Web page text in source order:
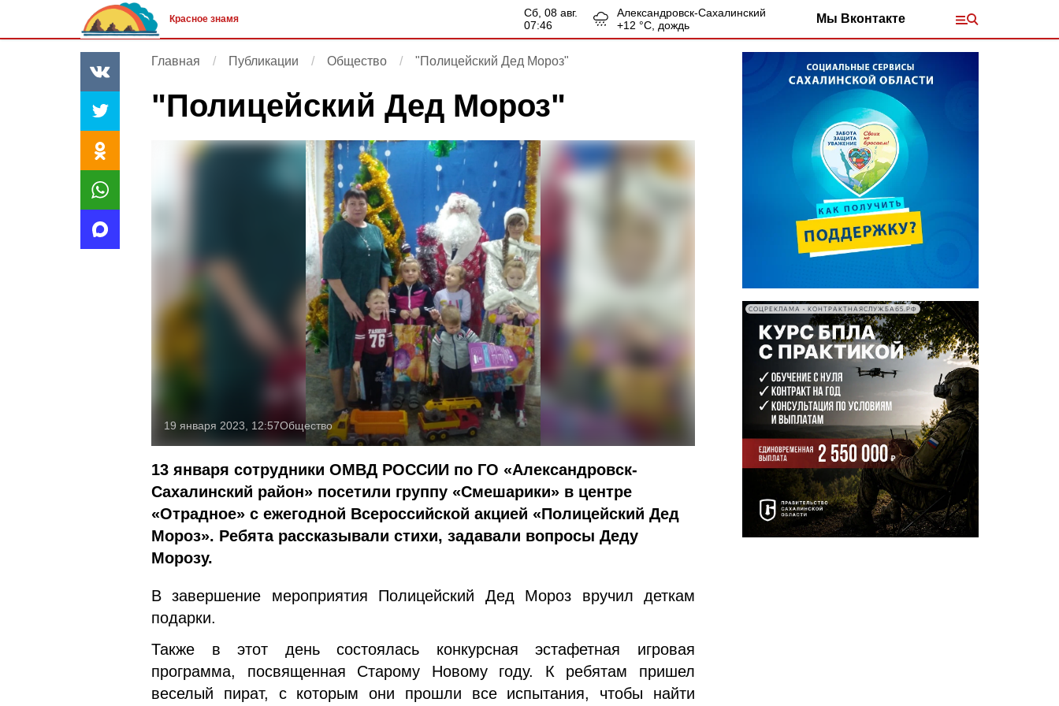
Красное знамя
сб, 08 авг.
07:46
Александровск-Сахалинский
+12 °С, дождь Мы Вконтакте
Главная Публикации Общество "Полицейский Дед Мороз"
"Полицейский Дед Мороз"
19 января 2023, 12:57Общество
13 января сотрудники ОМВД РОССИИ по ГО «Александровск-
Сахалинский район» посетили группу «Смешарики» в центре
«Отрадное» с ежегодной Всероссийской акцией «Полицейский Дед
Мороз». Ребята рассказывали стихи, задавали вопросы Деду
Морозу.
В завершение мероприятия Полицейский Дед Мороз вручил деткам
подарки.
Также в этот день состоялась конкурсная эстафетная игровая
программа, посвященная Старому Новому году. К ребятам пришел
веселый пират, с которым они прошли все испытания, чтобы найти
СОЦРЕКЛАМА • КОНТРАКТНАЯСЛУЖБА65.РФ